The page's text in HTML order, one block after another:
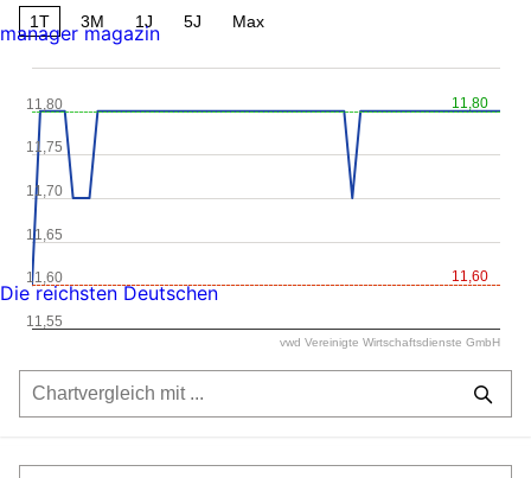
1T 3M 1J 5J Max
11,80
11,60
11,60
11,70
11,80
11,55
11,65
11,75
vwd Vereinigte Wirtschaftsdienste GmbH
manager magazin
Die reichsten Deutschen